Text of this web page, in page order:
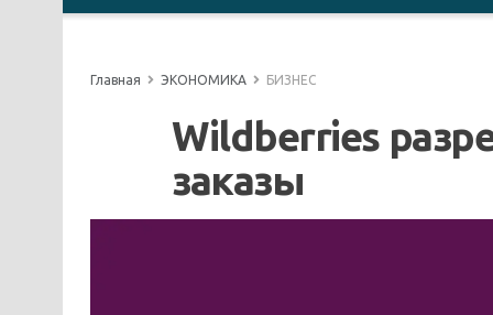
Главная ЭКОНОМИКА БИЗНЕС
Wildberries
заказы